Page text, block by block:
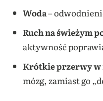
Woda–
Ruch na świeżym
aktywność
Krótkie przerwy w
mózg, zamiast go